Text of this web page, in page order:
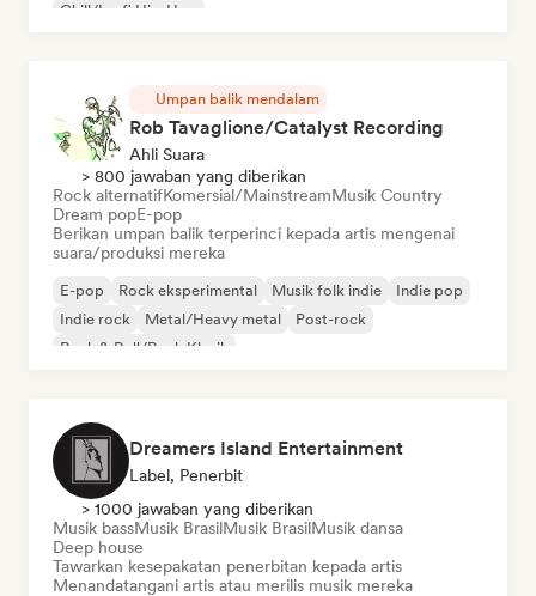
Chill/Lo-fi Hip-Hop
Umpan balik mendalam
Rob Tavaglione/Catalyst Recording
Ahli Suara
> 800 jawaban yang diberikan
Rock alternatifKomersial/MainstreamMusik Country
Dream popE-pop
Berikan umpan balik terperinci kepada artis mengenai
suara/produksi mereka
E-pop Rock eksperimental Musik folk indie
Indie pop
Indie rock
Metal/Heavy metal
Post-rock
Rock & Roll/Rock Klasik
Dreamers Island Entertainment
Label, Penerbit
> 1000 jawaban yang diberikan
Musik bassMusik BrasilMusik BrasilMusik dansa
Deep house
Tawarkan kesepakatan penerbitan kepada artis
Menandatangani artis atau merilis musik mereka